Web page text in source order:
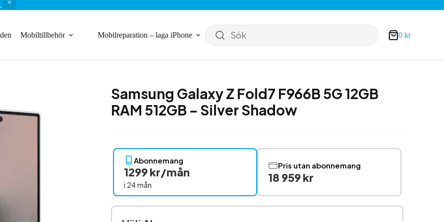
Mobiltillbehör Mobilreparation – laga iPhone Sök Varukorg
0 kr
Samsung Galaxy Z Fold7 F966B 5G 12GB
RAM 512GB – Silver Shadow
Abonnemang
1299 kr/mån
i 24 mån
Pris utan abonnemang
18 959 kr